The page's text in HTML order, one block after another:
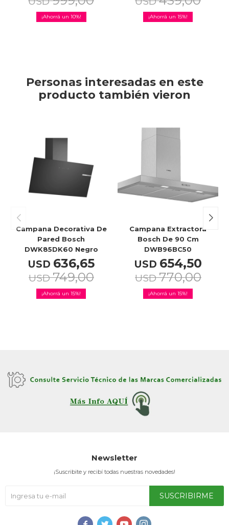
10 15
Personas interesadas en este
producto también vieron
Campana Decorativa De
Pared Bosch
DWK85DK60 Negro
USD 636,65
USD 749,00
15
Campana Extractora
Bosch De 90 Cm
DWB96BC50
USD 654,50
USD 770,00
15
Newsletter
¡Suscribite y recibí todas nuestras novedades!
SUSCRIBIRME